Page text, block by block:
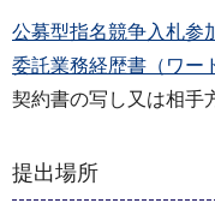
公募型指名競争入札参
委託業務経歴書（ワー
契約書の写し又は相手
提出場所